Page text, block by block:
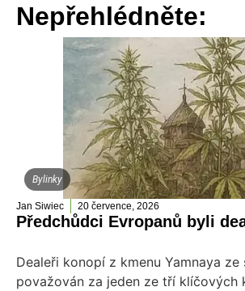
Nepřehlédněte:
Bylinky
Jan Siwiec 20 července, 2026
Předchůdci Evropanů byli
Dealeři konopí z kmenu Yamnaya ze
považován za jeden ze tří klíčových